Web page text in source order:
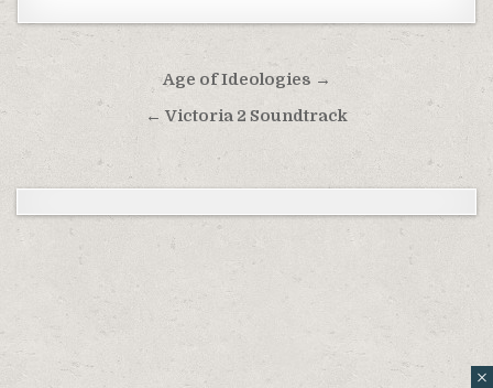
Навигация по записям
Age of Ideologies →
← Victoria 2 Soundtrack